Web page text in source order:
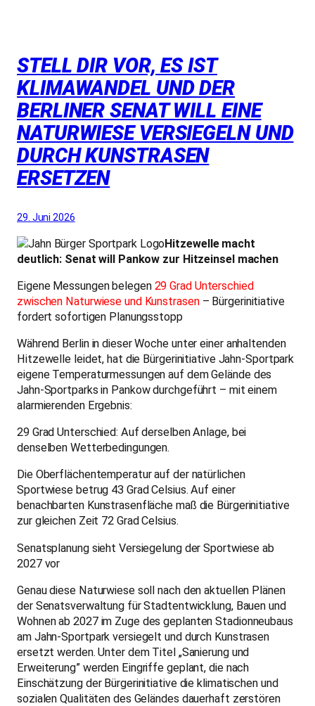
STELL DIR VOR, ES IST
KLIMAWANDEL UND DER
BERLINER SENAT WILL EINE
NATURWIESE VERSIEGELN UND
DURCH KUNSTRASEN
ERSETZEN
29. Juni 2026
Hitzewelle macht
deutlich: Senat will Pankow zur Hitzeinsel machen
Eigene Messungen belegen 29 Grad Unterschied
zwischen Naturwiese und Kunstrasen– Bürgerinitiative
fordert sofortigen Planungsstopp
Während Berlin in dieser Woche unter einer anhaltenden
Hitzewelle leidet, hat die Bürgerinitiative Jahn-Sportpark
eigene Temperaturmessungen auf dem Gelände des
Jahn-Sportparks in Pankow durchgeführt – mit einem
alarmierenden Ergebnis:
29 Grad Unterschied: Auf derselben Anlage, bei
denselben Wetterbedingungen.
Die Oberflächentemperatur auf der natürlichen
Sportwiese betrug 43 Grad Celsius. Auf einer
benachbarten Kunstrasenfläche maß die Bürgerinitiative
zur gleichen Zeit 72 Grad Celsius.
Senatsplanung sieht Versiegelung der Sportwiese ab
2027 vor
Genau diese Naturwiese soll nach den aktuellen Plänen
der Senatsverwaltung für Stadtentwicklung, Bauen und
Wohnen ab 2027 im Zuge des geplanten Stadionneubaus
am Jahn-Sportpark versiegelt und durch Kunstrasen
ersetzt werden. Unter dem Titel „Sanierung und
Erweiterung” werden Eingriffe geplant, die nach
Einschätzung der Bürgerinitiative die klimatischen und
sozialen Qualitäten des Geländes dauerhaft zerstören